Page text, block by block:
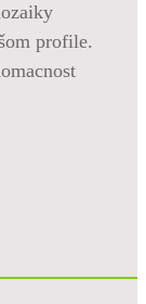
profile.